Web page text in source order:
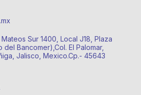
Sur 1400, Local J18, Plaza
del Bancomer),Col. El Palomar,
Jalisco, Mexico.Cp.- 45643